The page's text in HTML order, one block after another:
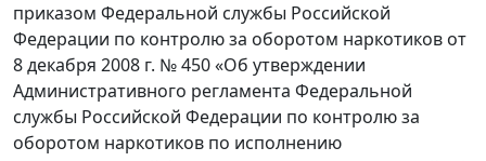
приказом Федеральной службы Российской
Федерации по контролю за оборотом наркотиков от
8 декабря 2008 г. № 450 «Об утверждении
Административного регламента Федеральной
службы Российской Федерации по контролю за
оборотом наркотиков по исполнению